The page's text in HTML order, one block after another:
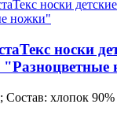
носки
Состав: хлопок